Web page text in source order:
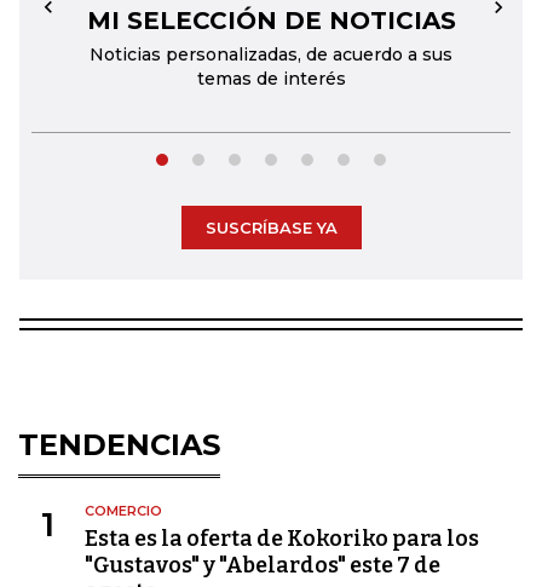
MI SELECCIÓN DE NOTICIAS
Noticias personalizadas, de acuerdo a sus
temas de interés
← →
SUSCRÍBASE YA
TENDENCIAS
1 COMERCIO
Esta es la oferta de Kokoriko para los
"Gustavos" y "Abelardos" este 7 de